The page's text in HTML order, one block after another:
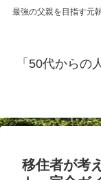
最強の父親を目指す元
「50代からの
移住者が考